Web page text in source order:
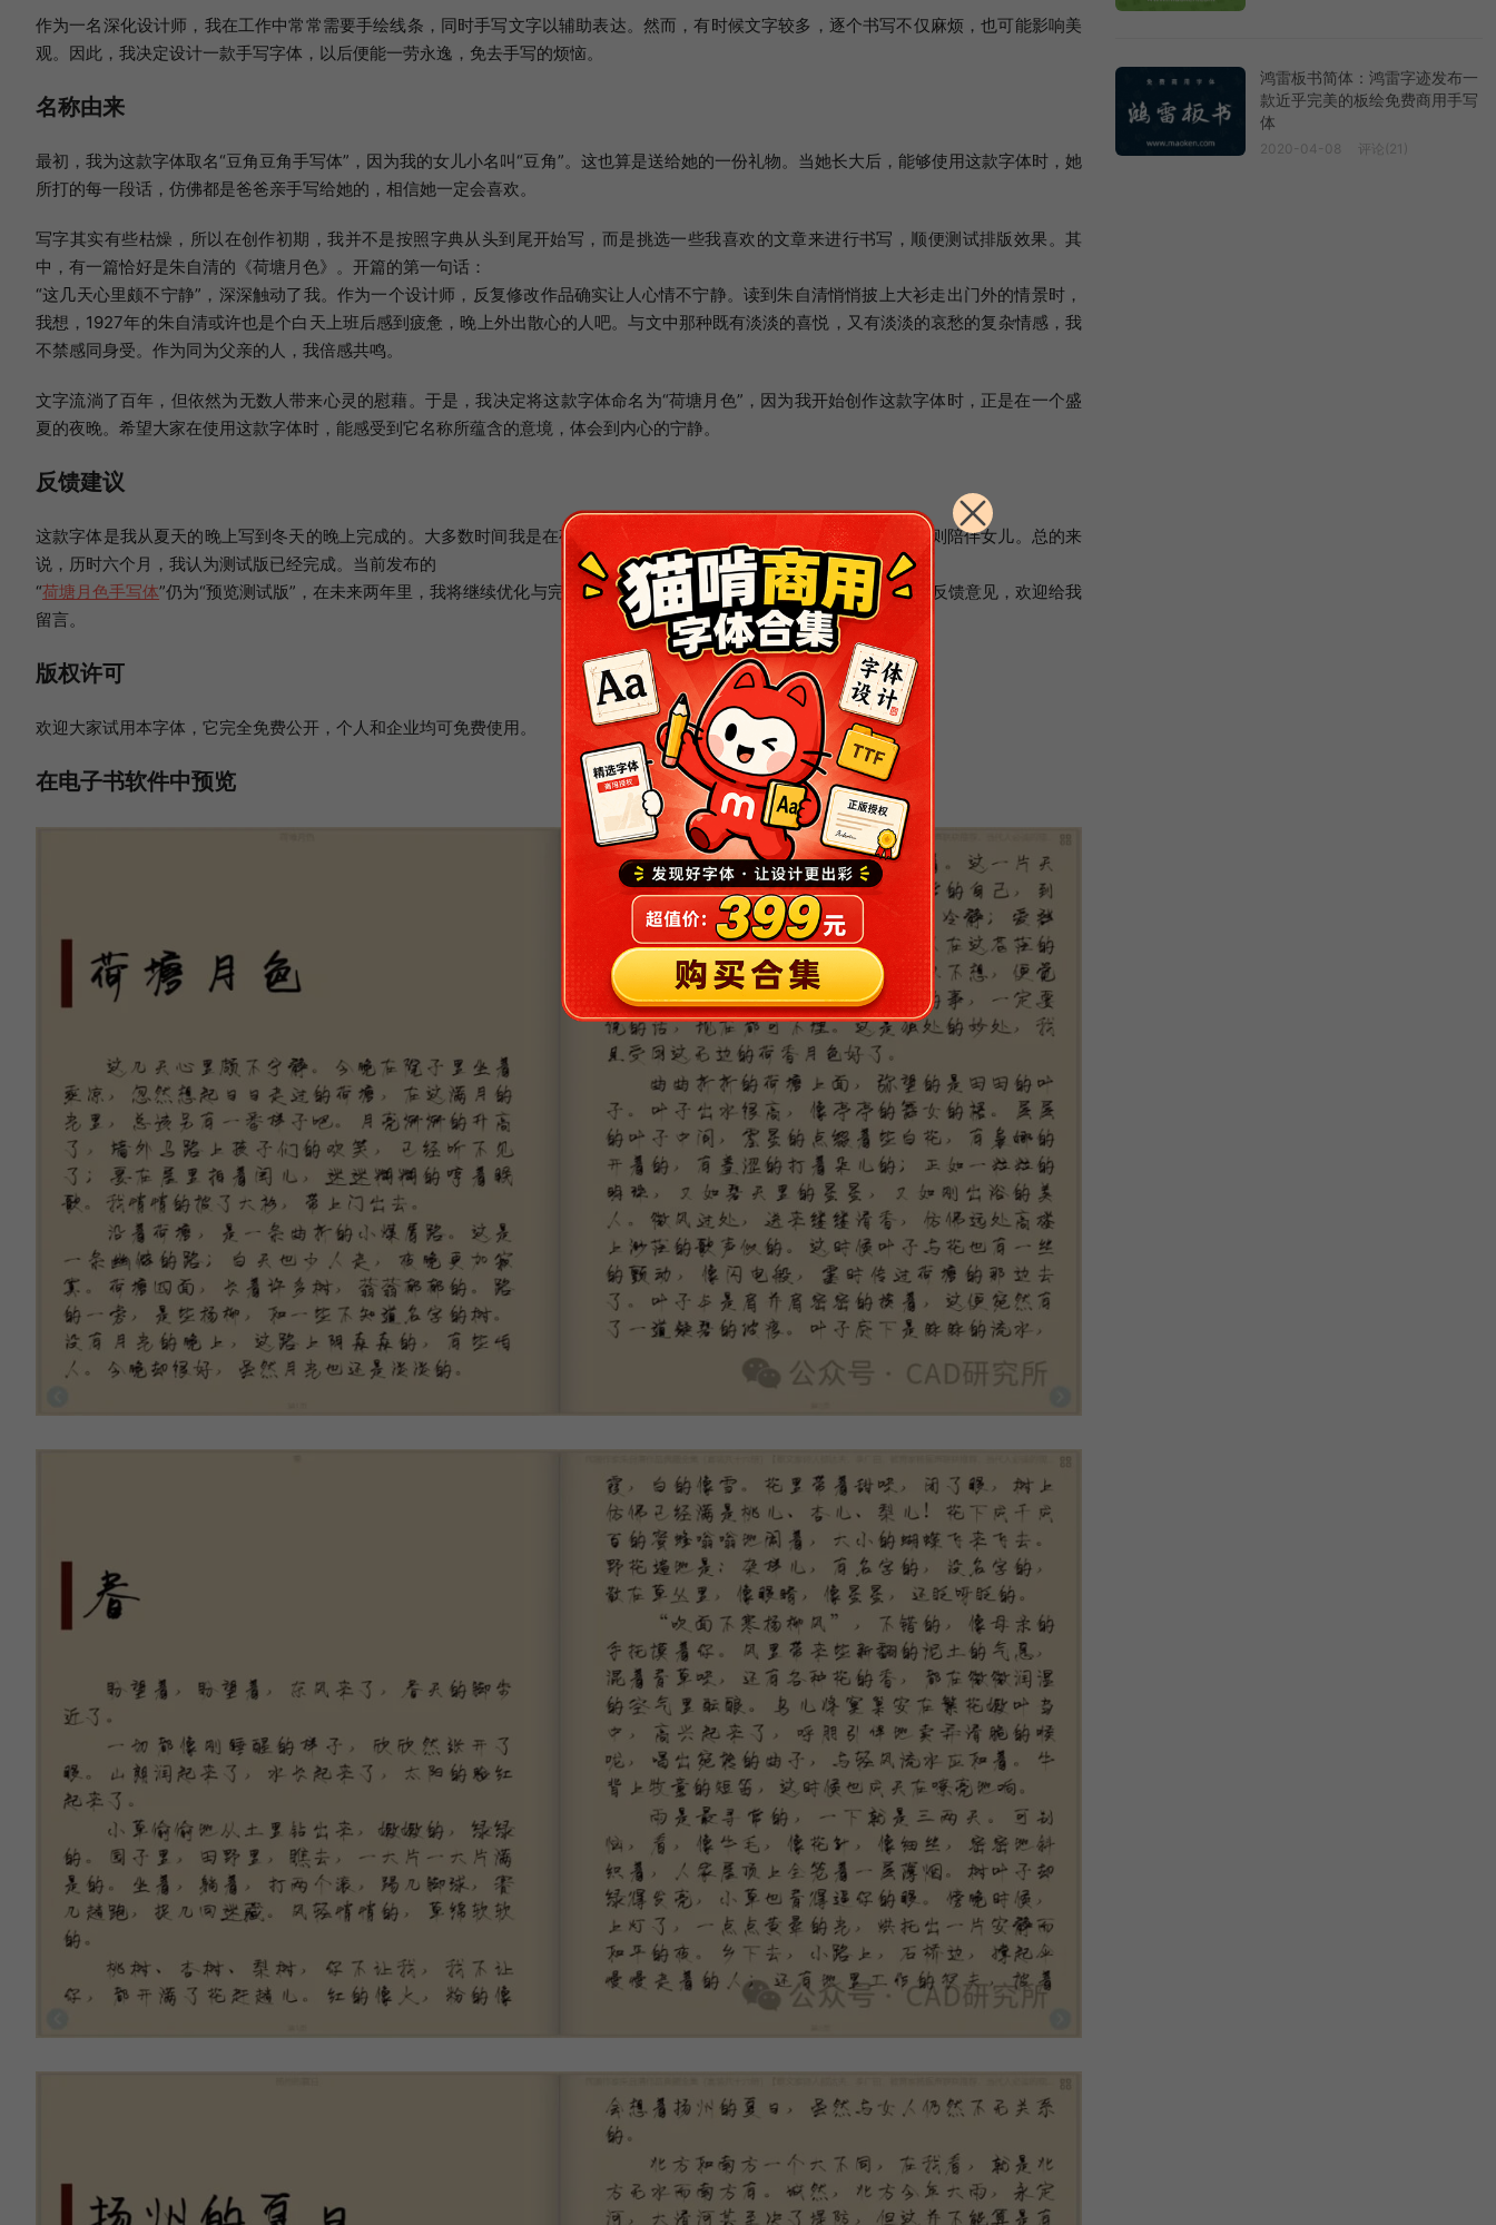
作为一名深化设计师，我在工作中常常需要手绘线条，同时手写文字以辅助表达。然而，有时候文字较多，逐个书写不仅麻烦，也可能影响美
观。因此，我决定设计一款手写字体，以后便能一劳永逸，免去手写的烦恼。
名称由来
最初，我为这款字体取名“豆角豆角手写体”，因为我的女儿小名叫“豆角”。这也算是送给她的一份礼物。当她长大后，能够使用这款字体时，她
所打的每一段话，仿佛都是爸爸亲手写给她的，相信她一定会喜欢。
写字其实有些枯燥，所以在创作初期，我并不是按照字典从头到尾开始写，而是挑选一些我喜欢的文章来进行书写，顺便测试排版效果。其
中，有一篇恰好是朱自清的《荷塘月色》。开篇的第一句话：
“这几天心里颇不宁静”，深深触动了我。作为一个设计师，反复修改作品确实让人心情不宁静。读到朱自清悄悄披上大衫走出门外的情景时，
我想，1927年的朱自清或许也是个白天上班后感到疲惫，晚上外出散心的人吧。与文中那种既有淡淡的喜悦，又有淡淡的哀愁的复杂情感，我
不禁感同身受。作为同为父亲的人，我倍感共鸣。
文字流淌了百年，但依然为无数人带来心灵的慰藉。于是，我决定将这款字体命名为“荷塘月色”，因为我开始创作这款字体时，正是在一个盛
夏的夜晚。希望大家在使用这款字体时，能感受到它名称所蕴含的意境，体会到内心的宁静。
反馈建议
这款字体是我从夏天的晚上写到冬天的晚上完成的。大多数时间我是在夜晚进行创作，因为工作日白天需要工作，而周末则陪伴女儿。总的来
说，历时六个月，我认为测试版已经完成。当前发布的
“荷塘月色手写体”仍为“预览测试版”，在未来两年里，我将继续优化与完善这款字体，同时着手设计另一款字体。大家如有反馈意见，欢迎给我
留言。
版权许可
欢迎大家试用本字体，它完全免费公开，个人和企业均可免费使用。
在电子书软件中预览
鸿雷板书简体：鸿雷字迹发布一
款近乎完美的板绘免费商用手写
体
2020-04-08 评论(21)